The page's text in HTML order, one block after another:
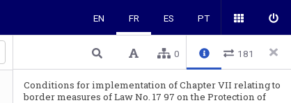
EN FR ES PT
0 181
Conditions for implementation of Chapter VII relating to
border measures of Law No. 17 97 on the Protection of